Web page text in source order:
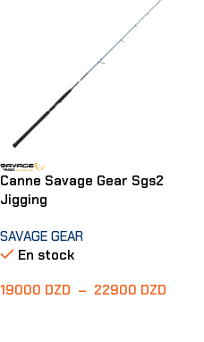
Canne Savage Gear Sgs2
Jigging
SAVAGE GEAR
En stock
19000 DZD – 22900 DZD